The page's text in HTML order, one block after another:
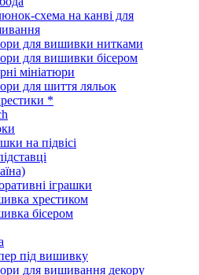
схема на канві для
для вишивки нитками
для вишивки бісером
мініатюри
для шиття ляльок
*
на підвісі
іграшки
хрестиком
бісером
під вишивку
для вишивання декору